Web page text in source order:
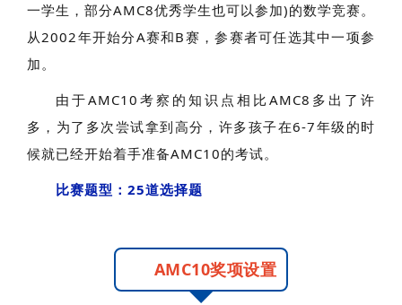
一学生，部分AMC8优秀学生也可以参加)的数学竞赛。
从2002年开始分A赛和B赛，参赛者可任选其中一项参
加。
由于AMC10考察的知识点相比AMC8多出了许
多，为了多次尝试拿到高分，许多孩子在6-7年级的时
候就已经开始着手准备AMC10的考试。
比赛题型：25道选择题
AMC10奖项设置